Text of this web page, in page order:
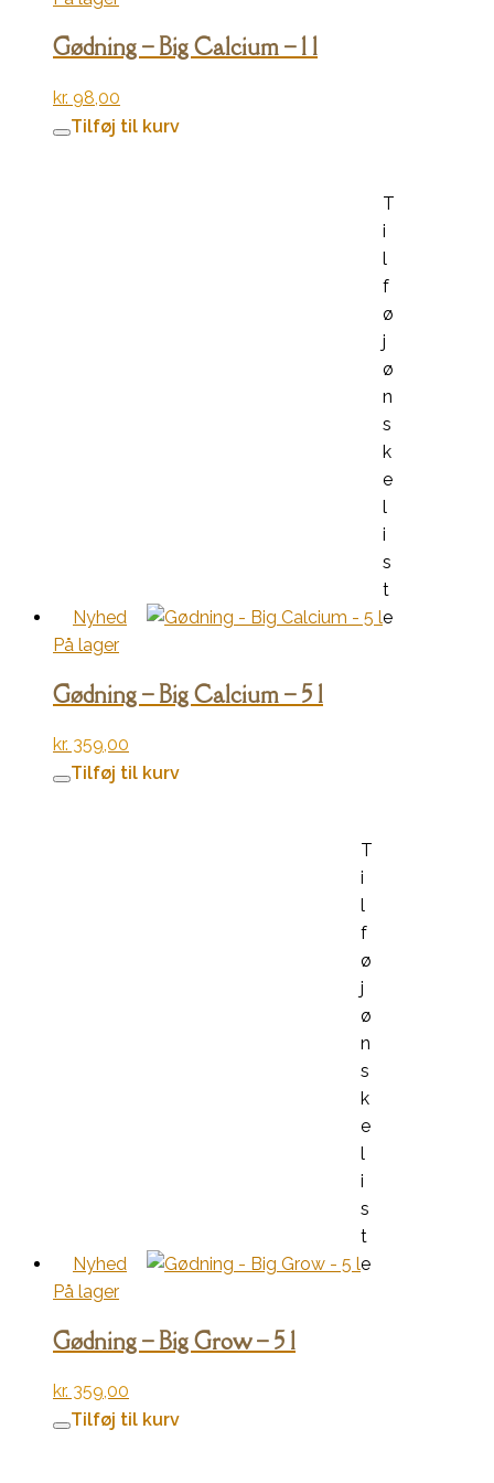
Gødning – Big Calcium – 1 l
kr. 98,00
Tilføj til kurv
Nyhed
T
i
l
f
ø
j
ø
n
s
k
e
l
i
s
t
e
På lager
Gødning – Big Calcium – 5 l
kr. 359,00
Tilføj til kurv
Nyhed
T
i
l
f
ø
j
ø
n
s
k
e
l
i
s
t
e
På lager
Gødning – Big Grow – 5 l
kr. 359,00
Tilføj til kurv